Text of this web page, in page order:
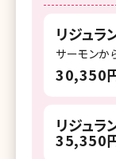
リジュラ
サーモンか
30,350
リジュ
35,350